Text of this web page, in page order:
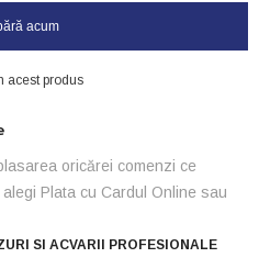
acum
acest produs
oricărei comenzi ce
Plata cu Cardul Online sau
SI ACVARII PROFESIONALE